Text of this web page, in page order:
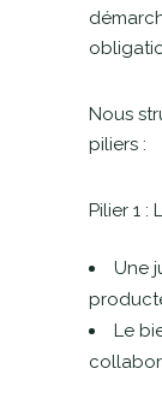
Nous
piliers :
Pilier 1 :
Une
Le